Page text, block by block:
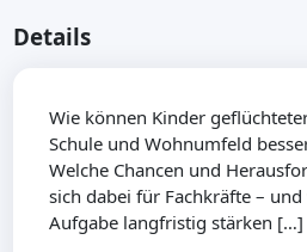
Details
Wie können Kinder
Schule und Wohnumfeld
Welche Chancen und
sich dabei für Fachkräfte –
Aufgabe langfristig stärken […]